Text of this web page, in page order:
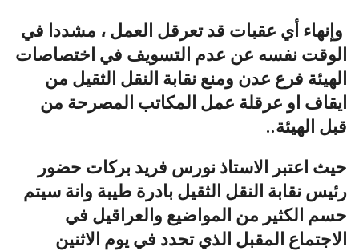
وإنهاء أي عقبات قد تعرقل العمل ، مشددا في
الوقت نفسه عن عدم التسويف في اختصاصات
الهيئة فرع عدن ومنع نقابة النقل الثقيل من
ايقاف او عرقلة عمل المكاتب المصرحة من
قبل الهيئة..
حيث اعتبر الاستاذ نورس فريد بركات حضور
رئيس نقابة النقل الثقيل بادرة طيبة وانة سيتم
حسم الكثير من المواضيع والعراقيل في
الاجتماع المقبل الذي تحدد في يوم الاثنين